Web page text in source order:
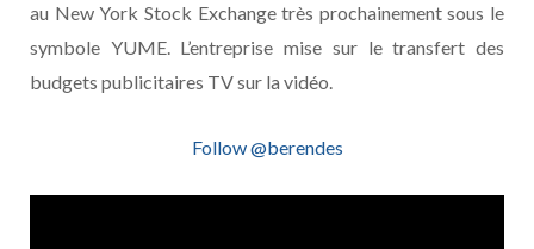
au New York Stock Exchange très prochainement sous le
symbole YUME. L’entreprise mise sur le transfert des
budgets publicitaires TV sur la vidéo.
Follow @berendes